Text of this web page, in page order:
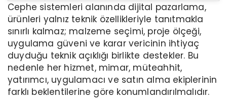
Cephe sistemleri alanında dijital pazarlama,
ürünleri yalnız teknik özellikleriyle tanıtmakla
sınırlı kalmaz; malzeme seçimi, proje ölçeği,
uygulama güveni ve karar vericinin ihtiyaç
duyduğu teknik açıklığı birlikte destekler. Bu
nedenle her hizmet, mimar, müteahhit,
yatırımcı, uygulamacı ve satın alma ekiplerinin
farklı beklentilerine göre konumlandırılmalıdır.